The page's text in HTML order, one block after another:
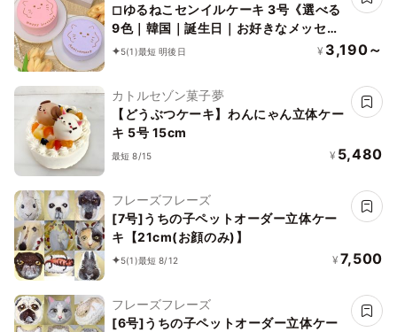
◻︎ゆるねこセンイルケーキ 3号《選べる
9色｜韓国｜誕生日｜お好きなメッセー
ジ✧》
5(1)最短 明後日 ¥ 3,190～
カトルセゾン菓子夢
【どうぶつケーキ】わんにゃん立体ケー
キ 5号 15cm
最短 8/15 ¥ 5,480
フレーズフレーズ
[7号]うちの子ペットオーダー立体ケー
キ【21cm(お顔のみ)】
5(1)最短 8/12 ¥ 7,500
フレーズフレーズ
[6号]うちの子ペットオーダー立体ケー